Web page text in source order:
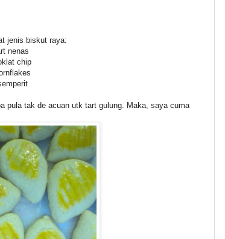
jenis biskut raya:
nenas
chip
pula tak de acuan utk tart gulung. Maka, saya cuma